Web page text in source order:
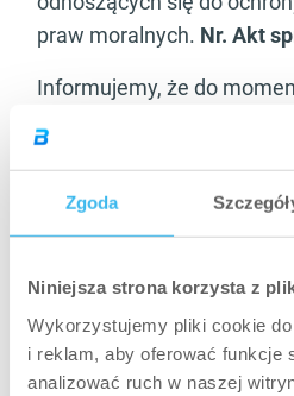
Zgoda
Niniejsza strona korzysta z
Wykorzystujemy pliki cookie
i reklam, aby oferować funkcje
analizować ruch w naszej
praw moralnych. Nr. Akt
Informujemy, że do
sprawy nie zamierzamy
ani w mediach
Rozpowszechnianie
utrzymaniem dobrego
Faktu tego nie